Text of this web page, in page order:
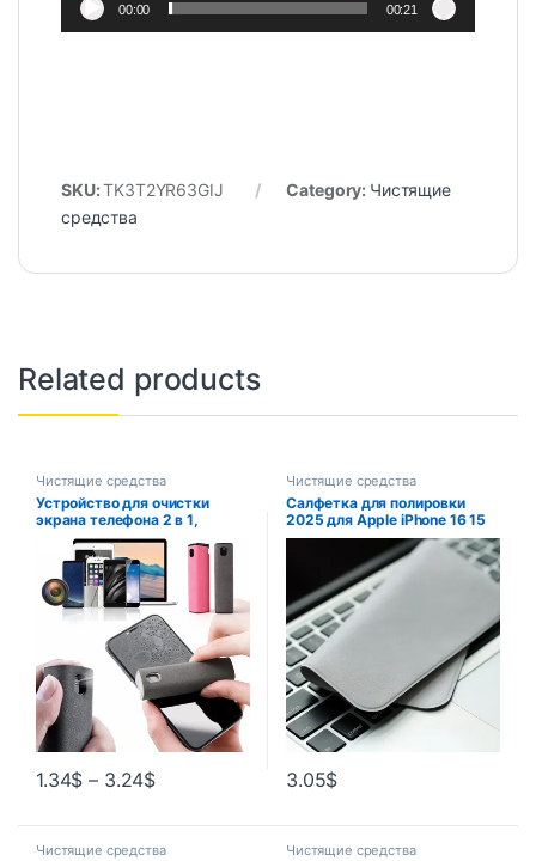
00:00 00:21
SKU:TK3T2YR63GIJ Category: Чистящие
средства
Related products
Чистящие средства
Устройство для очистки
экрана телефона 2 в 1,
инструмент для удаления
пыли компьютера, ткань из
микрофибры для iPhone,
iPad, Apple Polish
1.34$ – 3.24$
Чистящие средства
Салфетка для полировки
2025 для Apple iPhone 16 15
iPad Air Macbook, воздушный
экран, камера, полировка,
чистящая салфетка для
Xiaomi
3.05$
Чистящие средства Чистящие средства